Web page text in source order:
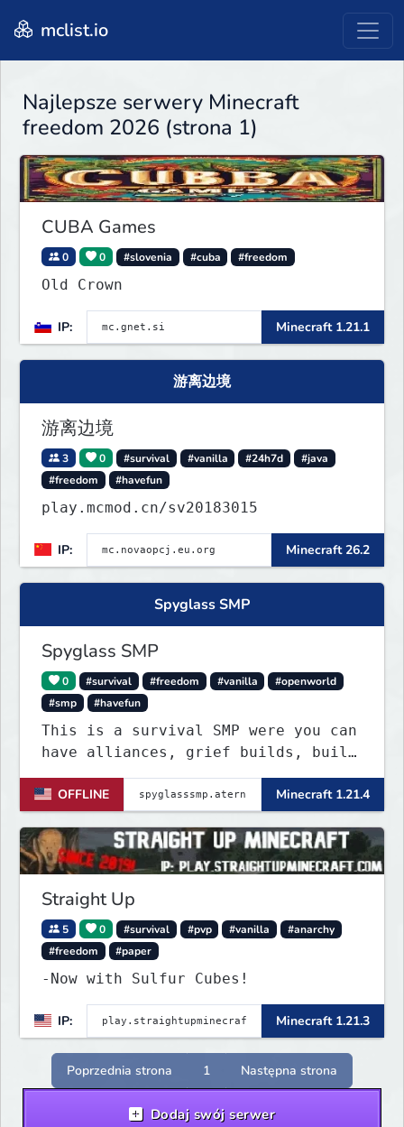
mclist.io
Najlepsze serwery Minecraft
freedom 2026 (strona 1)
CUBA Games
0 0 #slovenia #cuba #freedom
Old Crown
IP: Minecraft 1.21.1
游离边境
游离边境
3 0 #survival #vanilla #24h7d
#java
#freedom
#havefun
play.mcmod.cn/sv20183015
IP: Minecraft 26.2
Spyglass SMP
Spyglass SMP
0 #survival #freedom #vanilla
#openworld
#smp
#havefun
This is a survival SMP were you can
have alliances, grief builds, build
anything and more it's so chaotic!
OFFLINE
Minecraft 1.21.4
Straight Up
5 0 #survival #pvp #vanilla
#anarchy
#freedom
#paper
-Now with Sulfur Cubes!
IP: Minecraft 1.21.3
Poprzednia strona 1 Następna strona
Dodaj swój serwer